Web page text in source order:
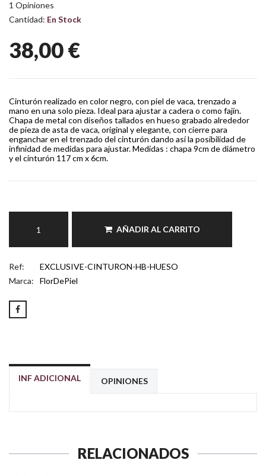
1 Opiniones
Cantidad: En Stock
38,00 €
Cinturón realizado en color negro, con piel de vaca, trenzado a
mano en una solo pieza. Ideal para ajustar a cadera o como fajín.
Chapa de metal con diseños tallados en hueso grabado alrededor
de pieza de asta de vaca, original y elegante, con cierre para
enganchar en el trenzado del cinturón dando así la posibilidad de
infinidad de medidas para ajustar. Medidas : chapa 9cm de diámetro
y el cinturón 117 cm x 6cm.
AÑADIR AL CARRITO
Ref:
EXCLUSIVE-CINTURON-HB-HUESO
Marca:
FlorDePiel
INF ADICIONAL OPINIONES
RELACIONADOS